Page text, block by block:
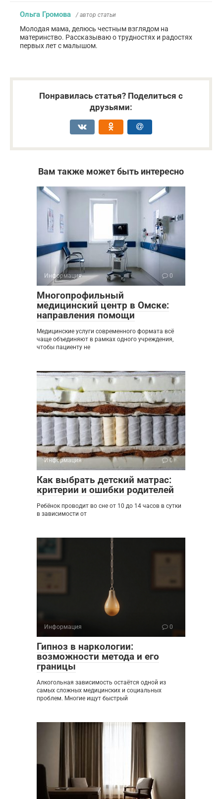
Ольга Громова / автор статьи
Молодая мама, делюсь честным взглядом на
материнство. Рассказываю о трудностях и радостях
первых лет с малышом.
Понравилась статья? Поделиться с
друзьями:
Вам также может быть интересно
Информация 0
Многопрофильный
медицинский центр в Омске:
направления помощи
Медицинские услуги современного формата всё
чаще объединяют в рамках одного учреждения,
чтобы пациенту не
Информация 0
Как выбрать детский матрас:
критерии и ошибки родителей
Ребёнок проводит во сне от 10 до 14 часов в сутки
в зависимости от
Информация 0
Гипноз в наркологии:
возможности метода и его
границы
Алкогольная зависимость остаётся одной из
самых сложных медицинских и социальных
проблем. Многие ищут быстрый